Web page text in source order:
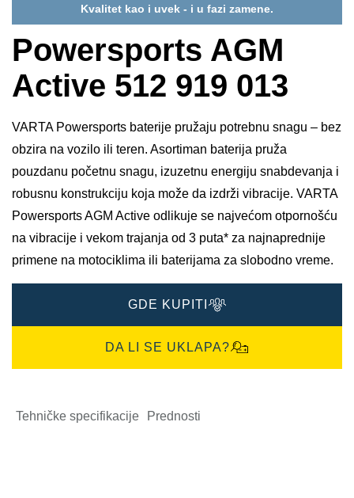
Kvalitet kao i uvek - i u fazi zamene.
Powersports AGM
Active 512 919 013
VARTA Powersports baterije pružaju potrebnu snagu – bez
obzira na vozilo ili teren. Asortiman baterija pruža
pouzdanu početnu snagu, izuzetnu energiju snabdevanja i
robusnu konstrukciju koja može da izdrži vibracije. VARTA
Powersports AGM Active odlikuje se najvećom otpornošću
na vibracije i vekom trajanja od 3 puta* za najnaprednije
primene na motociklima ili baterijama za slobodno vreme.
GDE KUPITI
DA LI SE UKLAPA?
Tehničke specifikacije Prednosti